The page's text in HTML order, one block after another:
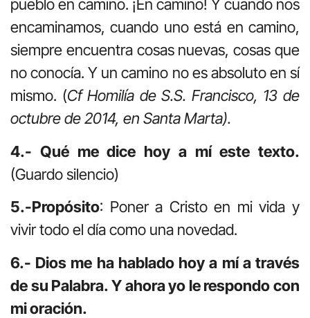
pueblo en camino. ¡En camino! Y cuando nos
encaminamos, cuando uno está en camino,
siempre encuentra cosas nuevas, cosas que
no conocía. Y un camino no es absoluto en sí
mismo. (Cf Homilía de S.S. Francisco, 13 de
octubre de 2014, en Santa Marta).
4.- Qué me dice hoy a mí este texto.
(Guardo silencio)
5.-Propósito: Poner a Cristo en mi vida y
vivir todo el día como una novedad.
6.- Dios me ha hablado hoy a mí a través
de su Palabra. Y ahora yo le respondo con
mi oración.